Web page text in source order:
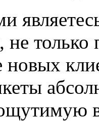
только
новых